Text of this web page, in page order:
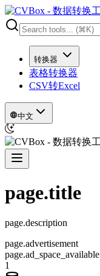
转换器
表格转换器
CSV转Excel
中文
page.title
page.description
page.advertisement
page.ad_space_available
1